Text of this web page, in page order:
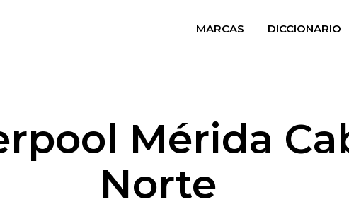
MARCAS DICCIONARIO
Mérida
Norte